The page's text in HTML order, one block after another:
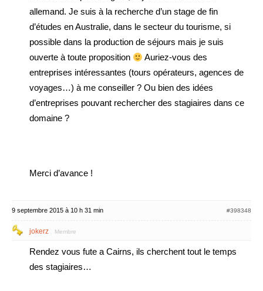
allemand. Je suis à la recherche d’un stage de fin
d’études en Australie, dans le secteur du tourisme, si
possible dans la production de séjours mais je suis
ouverte à toute proposition
Auriez-vous des
entreprises intéressantes (tours opérateurs, agences de
voyages…) à me conseiller ? Ou bien des idées
d’entreprises pouvant rechercher des stagiaires dans ce
domaine ?
Merci d’avance !
9 septembre 2015 à 10 h 31 min #398348
jokerz Membre
Rendez vous fute a Cairns, ils cherchent tout le temps
des stagiaires…